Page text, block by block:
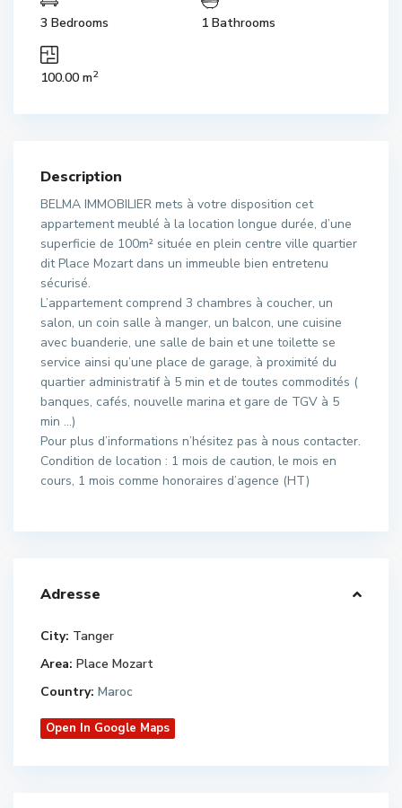
3 Bedrooms 1 Bathrooms
100.00 m2
Description
BELMA IMMOBILIER mets à votre disposition cet
appartement meublé à la location longue durée, d’une
superficie de 100m² située en plein centre ville quartier
dit Place Mozart dans un immeuble bien entretenu
sécurisé.
L’appartement comprend 3 chambres à coucher, un
salon, un coin salle à manger, un balcon, une cuisine
avec buanderie, une salle de bain et une toilette se
service ainsi qu’une place de garage, à proximité du
quartier administratif à 5 min et de toutes commodités (
banques, cafés, nouvelle marina et gare de TGV à 5
min …)
Pour plus d’informations n’hésitez pas à nous contacter.
Condition de location : 1 mois de caution, le mois en
cours, 1 mois comme honoraires d’agence (HT)
Adresse
City: Tanger
Area: Place Mozart
Country: Maroc
Open In Google Maps